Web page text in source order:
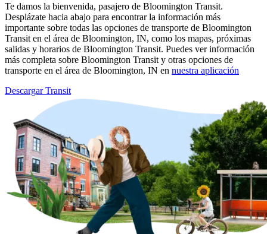
Te damos la bienvenida, pasajero de Bloomington Transit.
Desplázate hacia abajo para encontrar la información más
importante sobre todas las opciones de transporte de Bloomington
Transit en el área de Bloomington, IN, como los mapas, próximas
salidas y horarios de Bloomington Transit. Puedes ver información
más completa sobre Bloomington Transit y otras opciones de
transporte en el área de Bloomington, IN en nuestra aplicación
Descargar Transit